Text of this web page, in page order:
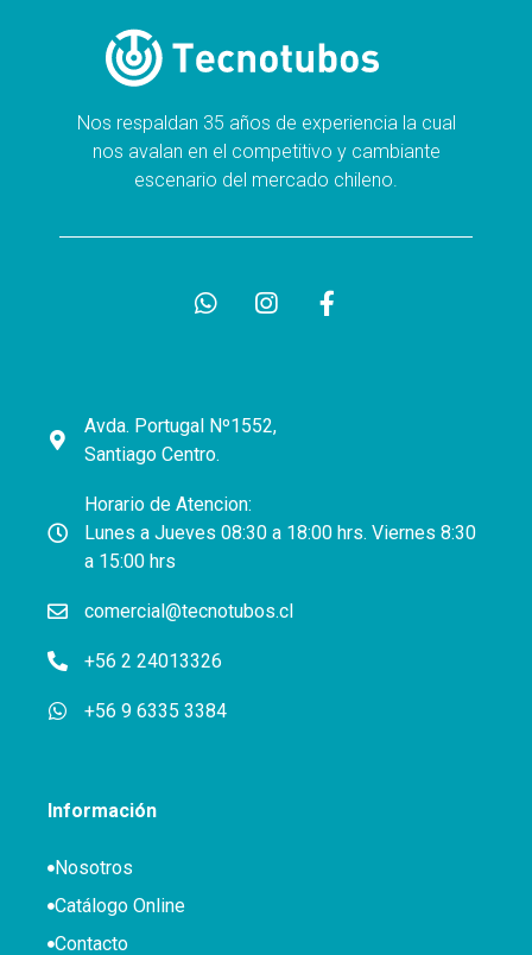
Nos respaldan 35 años de experiencia la cual
nos avalan en el competitivo y cambiante
escenario del mercado chileno.
Avda. Portugal Nº1552,
Santiago Centro.
Horario de Atencion:
Lunes a Jueves 08:30 a 18:00 hrs. Viernes 8:30
a 15:00 hrs
comercial@tecnotubos.cl
+56 2 24013326
+56 9 6335 3384
Información
Nosotros
Catálogo Online
Contacto